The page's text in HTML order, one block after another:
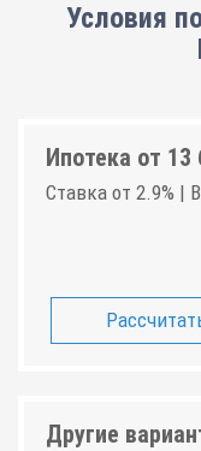
Условия
Ипотека от 13
Ставка от 2.9% |
Другие